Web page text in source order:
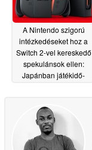
A Nintendo szigorú
intézkedéseket hoz a
Switch 2-vel kereskedő
spekulánsok ellen:
Japánban játékidő-